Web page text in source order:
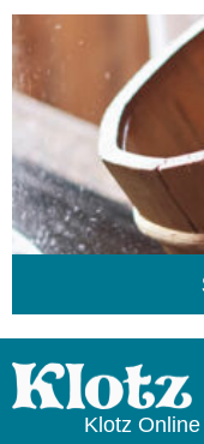
Klotz